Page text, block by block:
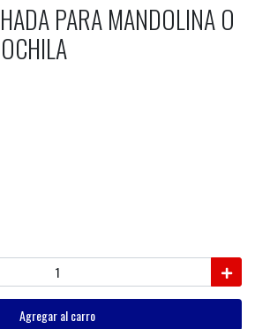
PARA MANDOLINA O
Agregar al carro